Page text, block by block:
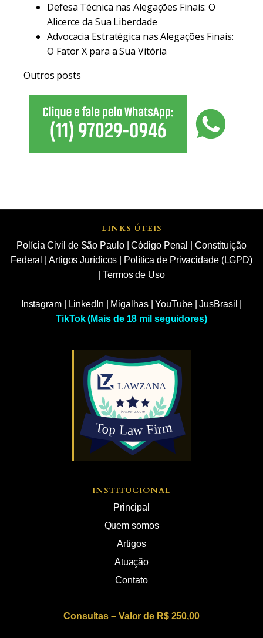
Defesa Técnica nas Alegações Finais: O
Alicerce da Sua Liberdade
Advocacia Estratégica nas Alegações Finais:
O Fator X para a Sua Vitória
Outros posts
LINKS ÚTEIS
Polícia Civil de São Paulo|Código Penal
Constituição
Federal
Artigos Jurídicos
Política de Privacidade (LGPD)
|Termos de Uso
Instagram| LinkedIn Migalhas|YouTube|JusBrasil
TikTok (Mais de 18 mil seguidores)
INSTITUCIONAL
Principal
Quem somos
Artigos
Atuação
Contato
Consultas – Valor de R$ 250,00